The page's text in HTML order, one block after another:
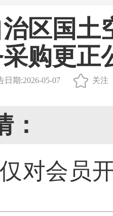
区国土
购更正
日期:2026-05-07 关注
：
对会员